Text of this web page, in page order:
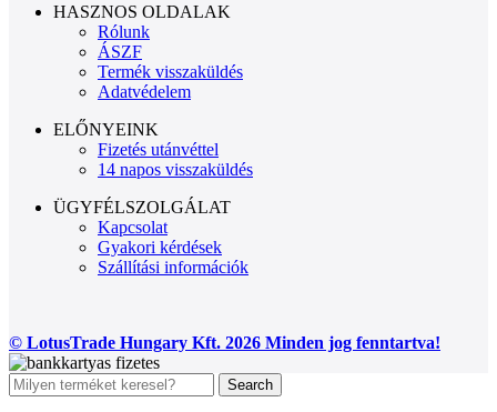
HASZNOS OLDALAK
Rólunk
ÁSZF
Termék visszaküldés
Adatvédelem
ELŐNYEINK
Fizetés utánvéttel
14 napos visszaküldés
ÜGYFÉLSZOLGÁLAT
Kapcsolat
Gyakori kérdések
Szállítási információk
© LotusTrade Hungary Kft. 2026 Minden jog fenntartva!
Search